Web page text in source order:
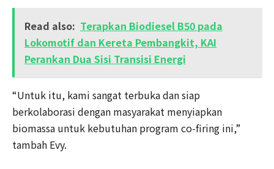
Read also: Terapkan Biodiesel B50 pada
Lokomotif dan Kereta Pembangkit, KAI
Perankan Dua Sisi Transisi Energi
“Untuk itu, kami sangat terbuka dan siap
berkolaborasi dengan masyarakat menyiapkan
biomassa untuk kebutuhan program co-firing ini,”
tambah Evy.